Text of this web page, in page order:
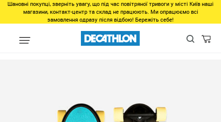
Шановні покупці, зверніть увагу, що під час повітряної тривоги у місті Київ наші
магазини, контакт-центр та склад не працюють. Ми опрацюємо всі
замовлення одразу після відбою! Бережіть себе!
Виды спорта Самокаты, ролики, скейты Скейтборды,